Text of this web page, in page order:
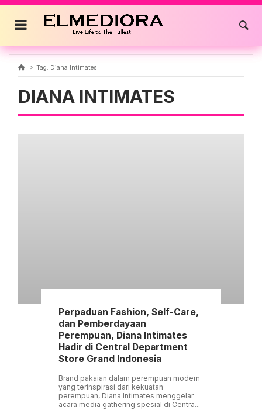
Skip
content
Tag: Diana Intimates
DIANA INTIMATES
Perpaduan Fashion, Self-Care,
dan Pemberdayaan
Perempuan, Diana Intimates
Hadir di Central Department
Store Grand Indonesia
Brand pakaian dalam perempuan modern
yang terinspirasi dari kekuatan
perempuan, Diana Intimates menggelar
acara media gathering spesial di Centra...